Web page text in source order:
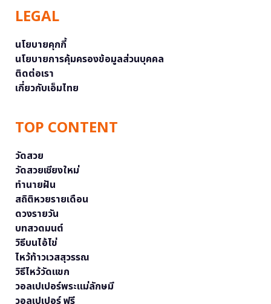
LEGAL
นโยบายคุกกี้
นโยบายการคุ้มครองข้อมูลส่วนบุคคล
ติดต่อเรา
เกี่ยวกับเอ็มไทย
TOP CONTENT
วัดสวย
วัดสวยเชียงใหม่
ทำนายฝัน
สถิติหวยรายเดือน
ดวงรายวัน
บทสวดมนต์
วิธีบนไอ้ไข่
ไหว้ท้าวเวสสุวรรณ
วิธีไหว้วัดแขก
วอลเปเปอร์พระแม่ลักษมี
วอลเปเปอร์ ฟรี